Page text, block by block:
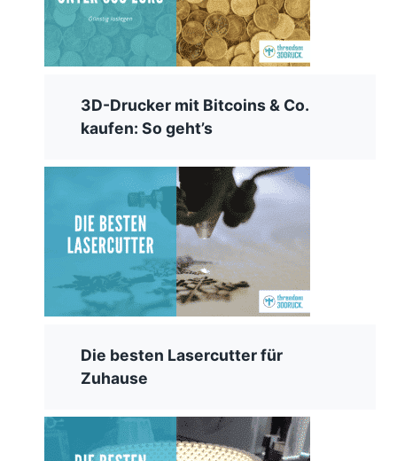
3D-Drucker mit Bitcoins & Co.
kaufen: So geht’s
Die besten Lasercutter für
Zuhause